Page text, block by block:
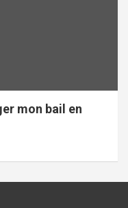
mon bail en